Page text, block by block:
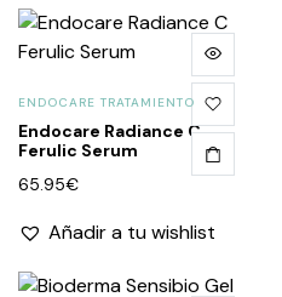
ENDOCARE TRATAMIENTO
Endocare Radiance C
Ferulic Serum
65.95€
Añadir a tu wishlist